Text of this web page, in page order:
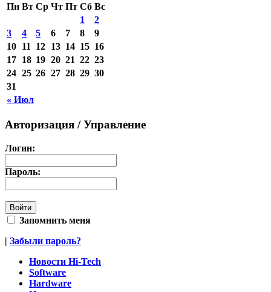
Пн Вт Ср Чт Пт Сб Вс
« Июл
1
2
3
4 5 6 7 8
9
10 11 12 13 14 15 16
17 18 19 20 21 22 23
24 25 26 27 28 29 30
31
Авторизация / Управление
Логин:
Пароль:
Запомнить меня
| Забыли пароль?
Новости Hi-Tech
Software
Hardware